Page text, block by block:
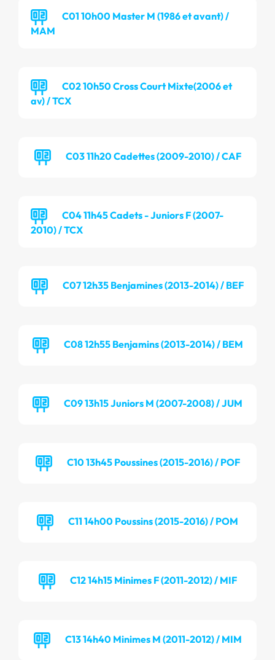
C01 10h00 Master M (1986 et avant) /
MAM
C02 10h50 Cross Court Mixte(2006 et
av) / TCX
C03 11h20 Cadettes (2009-2010) / CAF
C04 11h45 Cadets - Juniors F (2007-
2010) / TCX
C07 12h35 Benjamines (2013-2014) / BEF
C08 12h55 Benjamins (2013-2014) / BEM
C09 13h15 Juniors M (2007-2008) / JUM
C10 13h45 Poussines (2015-2016) / POF
C11 14h00 Poussins (2015-2016) / POM
C12 14h15 Minimes F (2011-2012) / MIF
C13 14h40 Minimes M (2011-2012) / MIM